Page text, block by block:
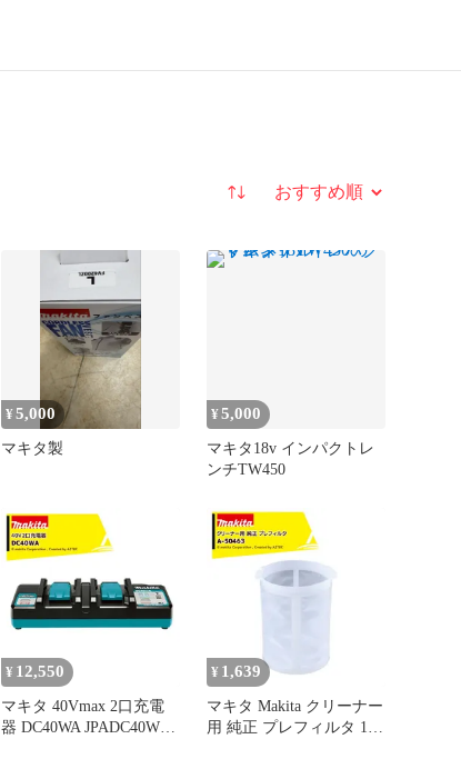
並び替え
¥5,000
マキタ製
¥5,000
マキタ18v インパクトレ
ンチTW450
¥ 12,550
マキタ 40Vmax 2口充電
器 DC40WA JPADC40WA
¥ 1,639
マキタ Makita クリーナー
用 純正 プレフィルタ 1個